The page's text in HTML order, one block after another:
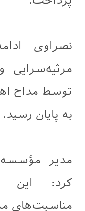
نصراوی
مرثیه‌سرایی
توسط مداح
به پایان رسید.
مدیر مؤسسه
کرد: این
مناسبت‌های